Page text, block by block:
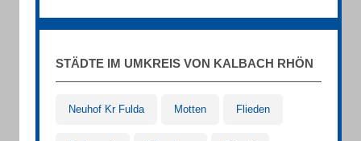
STÄDTE IM UMKREIS VON KALBACH RHÖN
Neuhof Kr Fulda Motten Flieden